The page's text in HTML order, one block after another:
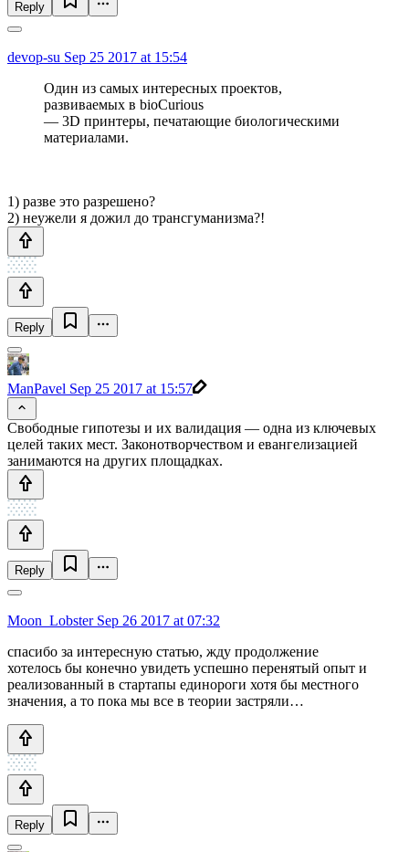
Reply
devop-su Sep 25 2017 at 15:54
Один из самых интересных проектов,
развиваемых в bioCurious
— 3D принтеры, печатающие биологическими
материалами.
1) разве это разрешено?
2) неужели я дожил до трансгуманизма?!
Reply
ManPavel Sep 25 2017 at 15:57
Свободные гипотезы и их валидация — одна из ключевых
целей таких мест. Законотворчеством и евангелизацией
занимаются на других площадках.
Reply
Moon_LobsterSep 26 2017 at 07:32
спасибо за интересную статью, жду продолжение
хотелось бы конечно увидеть успешно перенятый опыт и
реализованный в стартапы единороги хотя бы местного
значения, а то пока мы все в теории застряли…
Reply